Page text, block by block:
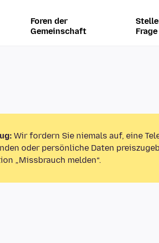
Foren der
Gemeinschaft
Frage
Wir fordern Sie niemals auf, eine
oder persönliche Daten
„Missbrauch melden“.